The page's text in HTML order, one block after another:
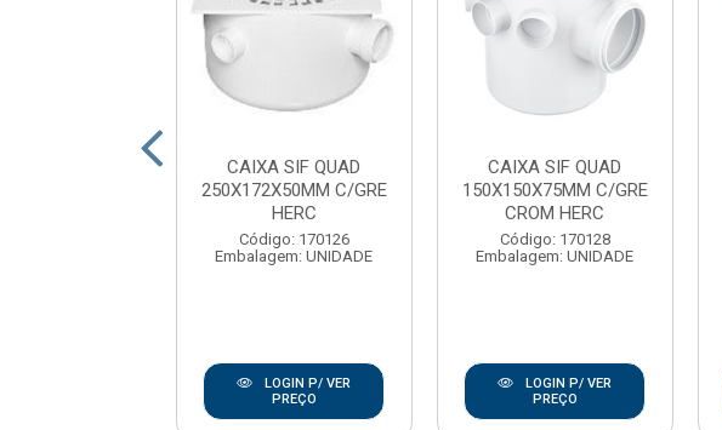
CAIXA SIF QUAD
250X172X50MM C/GRE
HERC
Código: 170126
Embalagem: UNIDADE
LOGIN P/ VER
PREÇO
CAIXA SIF QUAD
150X150X75MM C/GRE
CROM HERC
Código: 170128
Embalagem: UNIDADE
LOGIN P/ VER
PREÇO